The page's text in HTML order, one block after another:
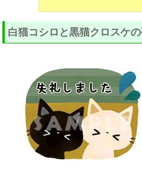
白猫コシロと黒猫クロスケ